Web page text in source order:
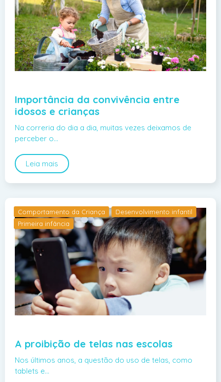
Importância da convivência entre
idosos e crianças
Na correria do dia a dia, muitas vezes deixamos de
perceber o…
Leia mais
Comportamento da Criança
Desenvolvimento infantil
Primeira infância
A proibição de telas nas escolas
Nos últimos anos, a questão do uso de telas, como
tablets e…